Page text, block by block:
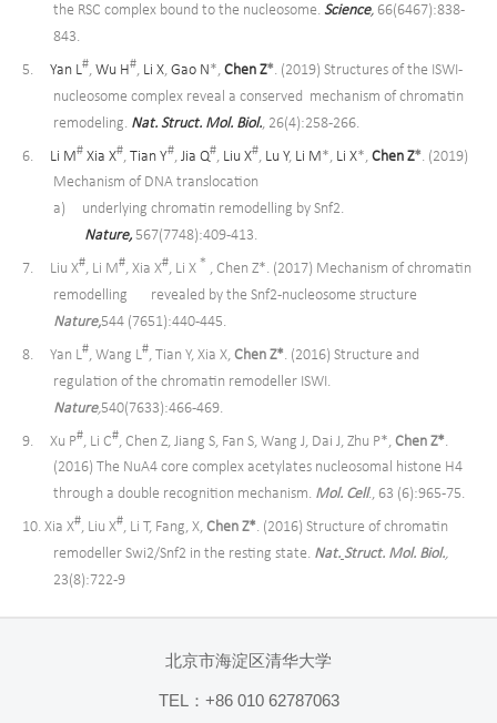
the RSC complex bound to the nucleosome. Science, 66(6467):838-
843.
5. Yan L#, Wu H#, Li X, Gao N*, Chen Z*. (2019) Structures of the ISWI-
nucleosome complex reveal a conserved mechanism of chromatin
remodeling. Nat. Struct. Mol. Biol., 26(4):258-266.
6. Li M# Xia X#, Tian Y#, Jia Q#, Liu X#, Lu Y, Li M*, Li X*, Chen Z*. (2019)
Mechanism of DNA translocation
a) underlying chromatin remodelling by Snf2.
Nature, 567(7748):409-413.
7. Liu X#, Li M#, Xia X#, Li X ＊ , Chen Z*. (2017) Mechanism of chromatin
remodelling revealed by the Snf2-nucleosome structure
Nature,544 (7651):440-445.
8. Yan L#, Wang L#, Tian Y, Xia X, Chen Z*. (2016) Structure and
regulation of the chromatin remodeller ISWI.
Nature,540(7633):466-469.
9. Xu P#, Li C#, Chen Z, Jiang S, Fan S, Wang J, Dai J, Zhu P*, Chen Z*.
(2016) The NuA4 core complex acetylates nucleosomal histone H4
through a double recognition mechanism. Mol. Cell., 63 (6):965-75.
10. Xia X#, Liu X#, Li T, Fang, X, Chen Z*. (2016) Structure of chromatin
remodeller Swi2/Snf2 in the resting state. Nat. Struct. Mol. Biol.,
23(8):722-9
北京市海淀区清华大学
TEL：+86 010 62787063